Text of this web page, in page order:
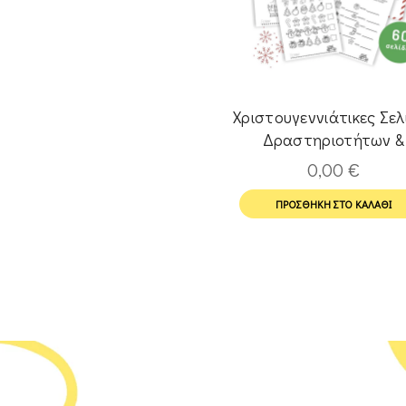
Χριστουγεννιάτικες
Δραστηριοτήτων &
Χρωμοσελίδες
0,00 €
ΠΡΟΣΘΉΚΗ ΣΤΟ ΚΑΛΆΘΙ